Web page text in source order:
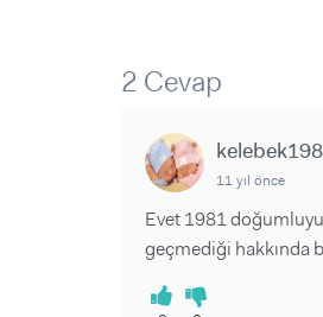
2 Cevap
11 yıl önce
Evet 1981
geçmediği hakkında